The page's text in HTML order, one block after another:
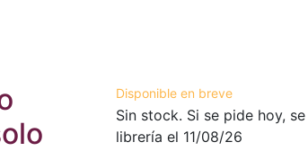
Disponible en breve
Sin stock. Si se pide hoy,
librería el 11/08/26